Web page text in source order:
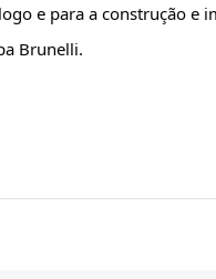
e para a construção e
Brunelli.